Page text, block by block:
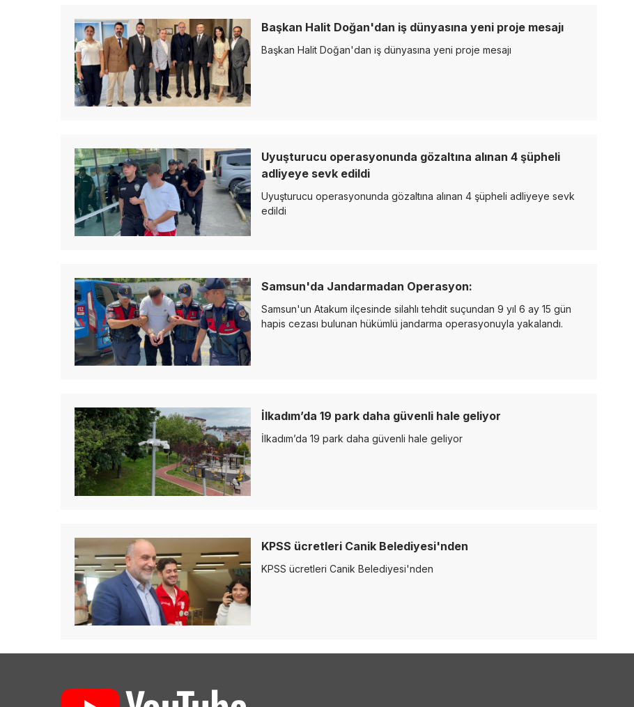
Başkan Halit Doğan'dan iş dünyasına yeni proje mesajı
Başkan Halit Doğan'dan iş dünyasına yeni proje mesajı
Uyuşturucu operasyonunda gözaltına alınan 4 şüpheli
adliyeye sevk edildi
Uyuşturucu operasyonunda gözaltına alınan 4 şüpheli adliyeye sevk
edildi
Samsun'da Jandarmadan Operasyon:
Samsun'un Atakum ilçesinde silahlı tehdit suçundan 9 yıl 6 ay 15 gün
hapis cezası bulunan hükümlü jandarma operasyonuyla yakalandı.
İlkadım’da 19 park daha güvenli hale geliyor
İlkadım’da 19 park daha güvenli hale geliyor
KPSS ücretleri Canik Belediyesi'nden
KPSS ücretleri Canik Belediyesi'nden